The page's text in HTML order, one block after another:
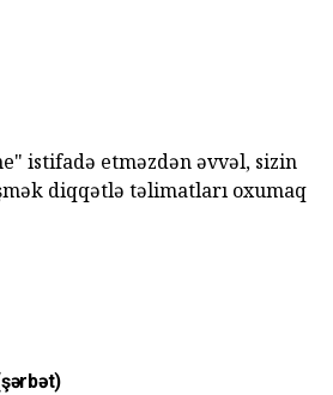
istifadə etməzdən əvvəl, sizin
diqqətlə təlimatları oxumaq